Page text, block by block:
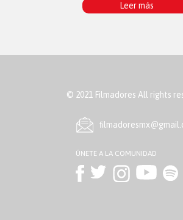
Leer más
© 2021 Filmadores All rights
ÚNETE A LA COMUNIDAD